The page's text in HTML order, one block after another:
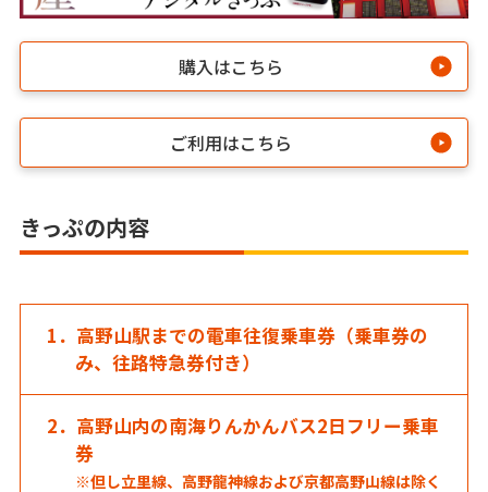
購入はこちら
ご利用はこちら
きっぷの内容
1．高野山駅までの電車往復乗車券（乗車券の
み、往路特急券付き）
2．高野山内の南海りんかんバス2日フリー乗車
券
※但し立里線、高野龍神線および京都高野山線は除く